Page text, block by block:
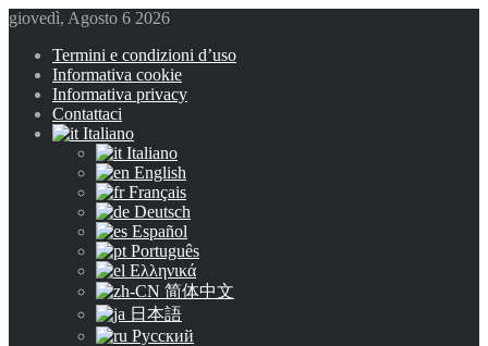
giovedì, Agosto 6 2026
Termini e condizioni d’uso
Informativa cookie
Informativa privacy
Contattaci
Italiano
Italiano
English
Français
Deutsch
Español
Português
Ελληνικά
简体中文
日本語
Русский